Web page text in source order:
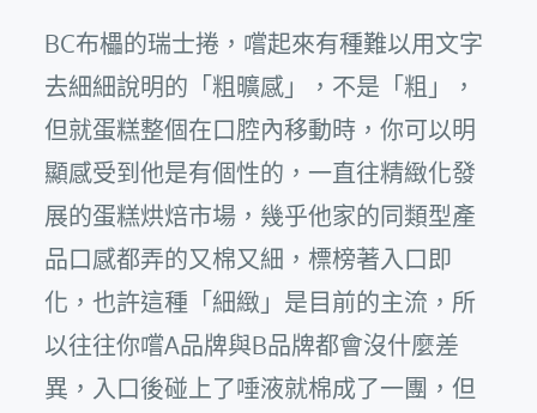
BC布櫑的瑞士捲，嚐起來有種難以用文字
去細細說明的「粗曠感」，不是「粗」，
但就蛋糕整個在口腔內移動時，你可以明
顯感受到他是有個性的，一直往精緻化發
展的蛋糕烘焙市場，幾乎他家的同類型產
品口感都弄的又棉又細，標榜著入口即
化，也許這種「細緻」是目前的主流，所
以往往你嚐A品牌與B品牌都會沒什麼差
異，入口後碰上了唾液就棉成了一團，但